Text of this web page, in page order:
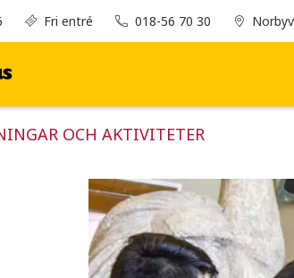
Fri entré 018-56 70 30
OCH AKTIVITETER